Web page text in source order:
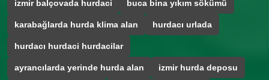
izmir balçovada hurdaci buca bina yıkım sökümü
karabağlarda hurda klima alan hurdacı urlada
hurdacı hurdaci hurdacilar
ayrancılarda yerinde hurda alan izmir hurda deposu